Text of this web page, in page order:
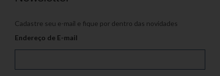
Cadastre seu e-mail e fique por dentro das novidades
Endereço de E-mail